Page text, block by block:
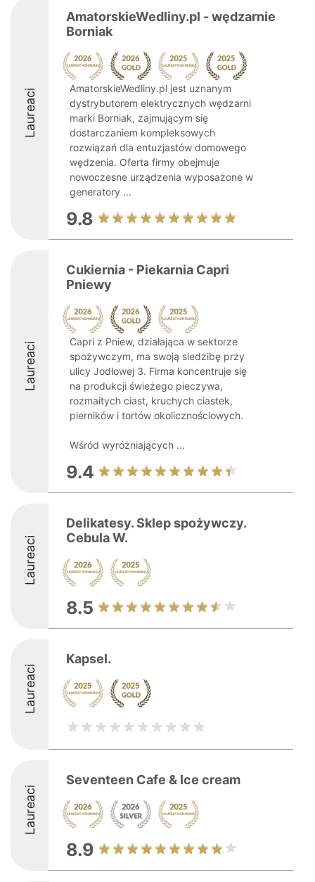
Laureaci
AmatorskieWedliny.pl - wędzarnie
Borniak
AmatorskieWedliny.pl jest uznanym
dystrybutorem elektrycznych wędzarni
marki Borniak, zajmującym się
dostarczaniem kompleksowych
rozwiązań dla entuzjastów domowego
wędzenia. Oferta firmy obejmuje
nowoczesne urządzenia wyposażone w
generatory ...
9.8
Laureaci
Cukiernia - Piekarnia Capri
Pniewy
Capri z Pniew, działająca w sektorze
spożywczym, ma swoją siedzibę przy
ulicy Jodłowej 3. Firma koncentruje się
na produkcji świeżego pieczywa,
rozmaitych ciast, kruchych ciastek,
pierników i tortów okolicznościowych.
Wśród wyróżniających ...
9.4
Laureaci
Delikatesy. Sklep spożywczy.
Cebula W.
8.5
Laureaci
Kapsel.
Laureaci
Seventeen Cafe & Ice cream
8.9